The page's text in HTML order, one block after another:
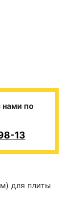
нами по
13
для плиты